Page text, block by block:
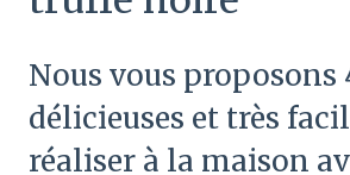
Nous vous proposons
délicieuses et très
réaliser à la maison